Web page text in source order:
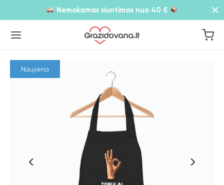
Nemokamas siuntimas nuo 40 €
Naujiena